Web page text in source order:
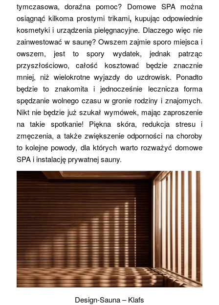
tymczasowa, doraźna pomoc? Domowe SPA można
osiągnąć kilkoma prostymi trikami,kupując odpowiednie
kosmetyki i urządzenia pielęgnacyjne. Dlaczego więc nie
zainwestować w saunę? Owszem zajmie sporo miejsca i
owszem, jest to spory wydatek, jednak patrząc
przyszłościowo, całość kosztować będzie znacznie
mniej, niż wielokrotne wyjazdy do uzdrowisk. Ponadto
będzie to znakomita i jednocześnie lecznicza forma
spędzanie wolnego czasu w gronie rodziny i znajomych.
Nikt nie będzie już szukał wymówek, mając zaproszenie
na takie spotkanie! Piękna skóra, redukcja stresu i
zmęczenia, a także zwiększenie odporności na choroby
to kolejne powody, dla których warto rozważyć domowe
SPA i instalację prywatnej sauny.
Design-Sauna – Klafs